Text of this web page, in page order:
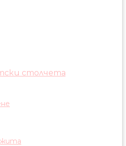
столчета